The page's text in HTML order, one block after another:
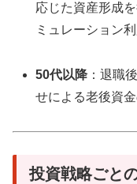
応じた資産形成
ミュレーション
50代以降 ：退職
せによる老後資
投資戦略ごと